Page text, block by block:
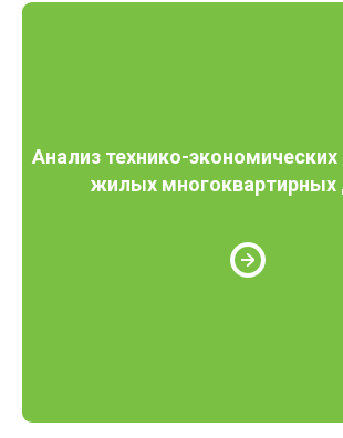
Анализ технико-экономических
жилых